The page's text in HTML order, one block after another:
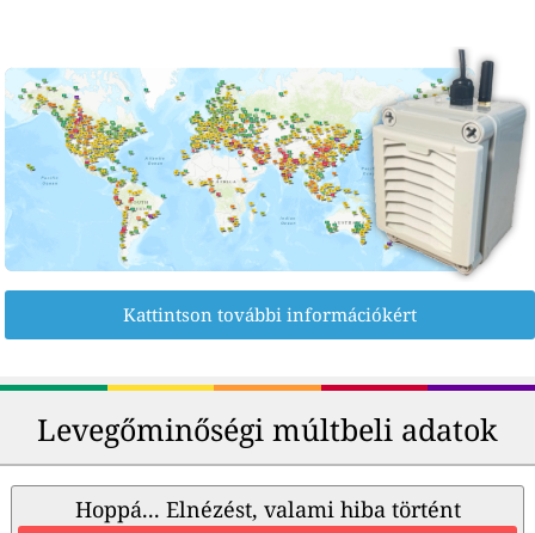
Kattintson további információkért
Levegőminőségi múltbeli adatok
Hoppá... Elnézést, valami hiba történt